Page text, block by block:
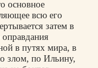
основное
всю его
затем в
в путях мира, в
злом, по Ильину,